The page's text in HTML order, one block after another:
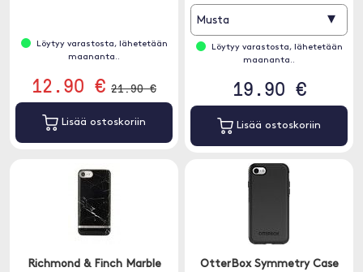
Löytyy varastosta, lähetetään
maananta..
12.90 € 21.90 €
Lisää ostoskoriin
luottokortille. Asenna
matkapuhelimesi kuoreen suojaa
ja persoonallista.
Musta ▾
Löytyy varastosta, lähetetään
maananta..
19.90 €
Lisää ostoskoriin
Richmond & Finch Marble
OtterBox Symmetry Case